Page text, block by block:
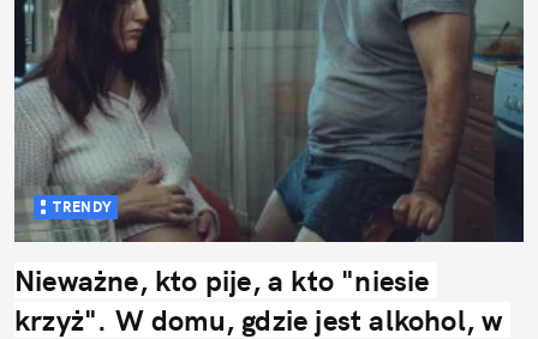
TRENDY
Nieważne, kto pije, a kto "niesie
krzyż". W domu, gdzie jest alkohol, w